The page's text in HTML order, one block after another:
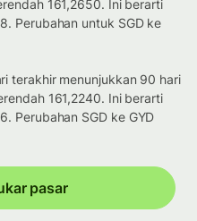
161,2650. Ini berarti
Perubahan untuk SGD ke
terakhir menunjukkan 90 hari
161,2240. Ini berarti
Perubahan SGD ke GYD
pasar